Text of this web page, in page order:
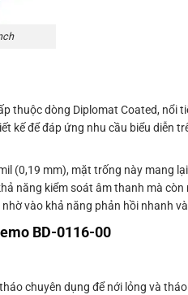
thuộc dòng Diplomat Coated,
kế để đáp ứng nhu cầu biểu diễn
(0,19 mm), mặt trống này mang
năng kiểm soát âm thanh mà
vào khả năng phản hồi nhanh
BD-0116-00
chuyên dụng để nới lỏng và